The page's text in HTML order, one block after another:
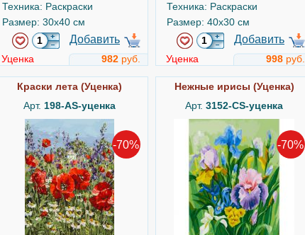
Техника: Раскраски
Размер: 30x40 см
Добавить
Уценка 982 руб.
Техника: Раскраски
Размер: 40x30 см
Добавить
Уценка 998 руб.
Краски лета (Уценка)
Арт. 198-AS-уценка
-70%
Нежные ирисы (Уценка)
Арт. 3152-CS-уценка
-70%